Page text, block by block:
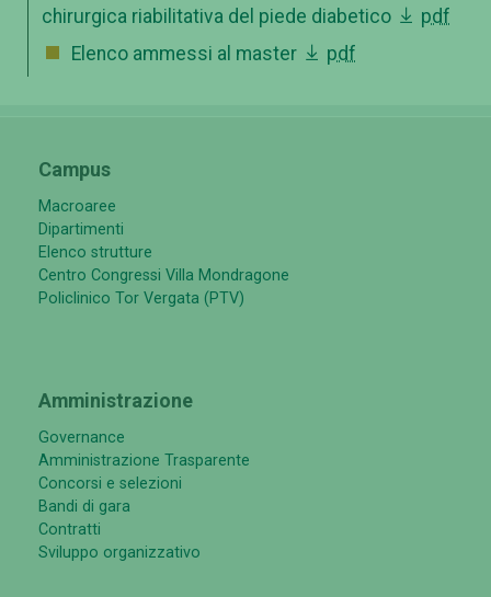
chirurgica riabilitativa del piede diabetico
pdf
Elenco ammessi al master
pdf
Campus
Macroaree
Dipartimenti
Elenco strutture
Centro Congressi Villa Mondragone
Policlinico Tor Vergata (PTV)
Amministrazione
Governance
Amministrazione Trasparente
Concorsi e selezioni
Bandi di gara
Contratti
Sviluppo organizzativo